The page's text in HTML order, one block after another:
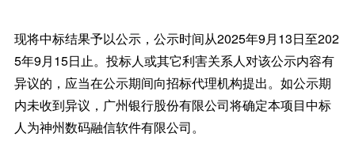
现将中标结果予以公示，公示时间从2025年9月13日至202
5年9月15日止。投标人或其它利害关系人对该公示内容有
异议的，应当在公示期间向招标代理机构提出。如公示期
内未收到异议，广州银行股份有限公司将确定本项目中标
人为神州数码融信软件有限公司。